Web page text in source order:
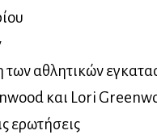
των αθλητικών
και Lori
ερωτήσεις